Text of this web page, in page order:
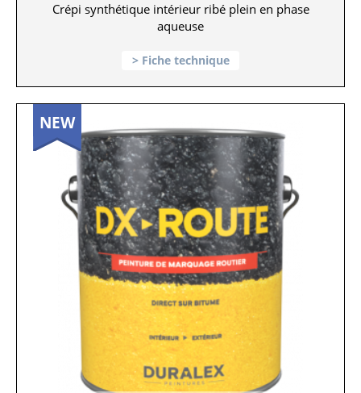
Crépi synthétique intérieur ribé plein en phase
aqueuse
Fiche technique
NEW